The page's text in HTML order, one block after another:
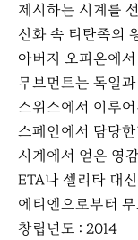
제시하는 시계를
신화 속 티탄족의
아버지 오피온에
무브먼트는 독일
스위스에서 이루
스페인에서 담당
시계에서 얻은 영
ETA나 셀리타 대
에티엔으로부터
창립년도 : 2014